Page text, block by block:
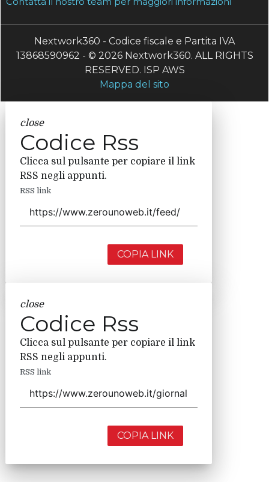
Nextwork360 - Codice fiscale e Partita IVA
13868590962 - © 2026 Nextwork360. ALL RIGHTS
RESERVED. ISP AWS
Mappa del sito
close
Codice Rss
Clicca sul pulsante per copiare il link
RSS negli appunti.
RSS link
COPIA LINK
close
Codice Rss
Clicca sul pulsante per copiare il link
RSS negli appunti.
RSS link
COPIA LINK